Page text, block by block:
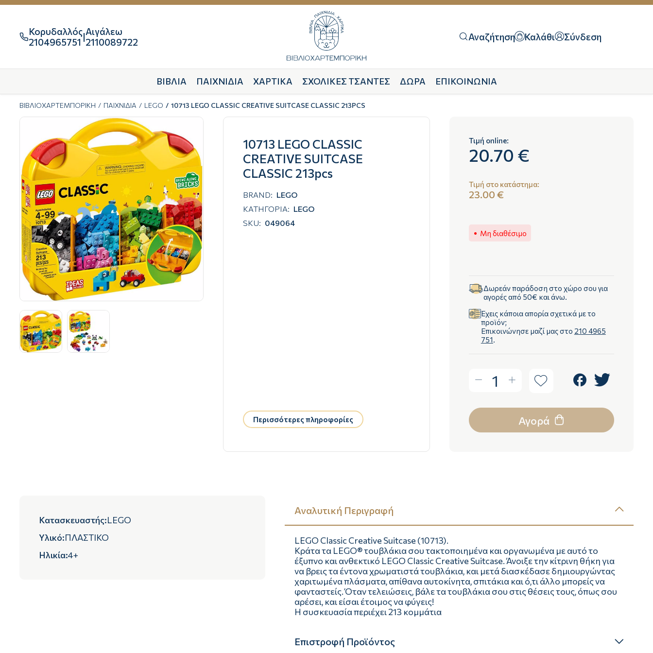
Κορυδαλλός
2104965751 |Αιγάλεω
2110089722
Αναζήτηση Καλάθι Σύνδεση
ΒΙΒΛΙΑ ΠΑΙΧΝΙΔΙΑ ΧΑΡΤΙΚΑ ΣΧΟΛΙΚΕΣ ΤΣΑΝΤΕΣ ΔΩΡΑ ΕΠΙΚΟΙΝΩΝΙΑ
ΒΙΒΛΙΟΧΑΡΤΕΜΠΟΡΙΚΗ ΠΑΙΧΝΙΔΙΑ LEGO 10713 LEGO CLASSIC CREATIVE SUITCASE CLASSIC 213PCS
10713 LEGO CLASSIC
CREATIVE SUITCASE
CLASSIC 213pcs
BRAND: LEGO
ΚΑΤΗΓΟΡΙΑ: LEGO
SKU: 049064
Περισσότερες πληροφορίες
Τιμή online:
20.70 €
Τιμή στο κατάστημα:
23.00 €
Μη διαθέσιμο
Δωρεάν παράδοση στο χώρο σου για
αγορές από 50€ και άνω.
Έχεις κάποια απορία σχετικά με το
προϊόν;
Επικοινώνησε μαζί μας στο 210 4965
751
1
Αγορά
Κατασκευαστής:LEGO
Υλικό:ΠΛΑΣΤΙΚΟ
Ηλικία:4+
Αναλυτική Περιγραφή
LEGO Classic Creative Suitcase (10713).
Κράτα τα LEGO® τουβλάκια σου τακτοποιημένα και οργανωμένα με αυτό το
έξυπνο και ανθεκτικό LEGO Classic Creative Suitcase. Άνοιξε την κίτρινη θήκη για
να βρεις τα έντονα χρωματιστά τουβλάκια, και μετά διασκέδασε δημιουργώντας
χαριτωμένα πλάσματα, απίθανα αυτοκίνητα, σπιτάκια και ό,τι άλλο μπορείς να
φανταστείς. Όταν τελειώσεις, βάλε τα τουβλάκια σου στις θέσεις τους, όπως σου
αρέσει, και είσαι έτοιμος να φύγεις!
Η συσκευασία περιέχει 213 κομμάτια
Επιστροφή Προϊόντος